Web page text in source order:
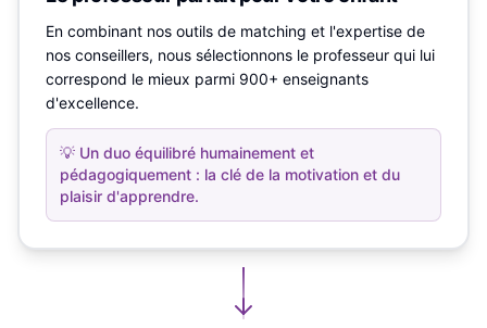
En combinant nos outils de matching et l'expertise de
nos conseillers, nous sélectionnons le professeur qui lui
correspond le mieux parmi 900+ enseignants
d'excellence.
💡 Un duo équilibré humainement et
pédagogiquement : la clé de la motivation et du
plaisir d'apprendre.